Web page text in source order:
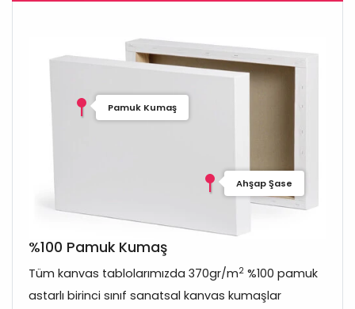
Pamuk Kumaş
Ahşap Şase
%100 Pamuk Kumaş
Tüm kanvas tablolarımızda 370gr/m2 %100 pamuk
astarlı birinci sınıf sanatsal kanvas kumaşlar